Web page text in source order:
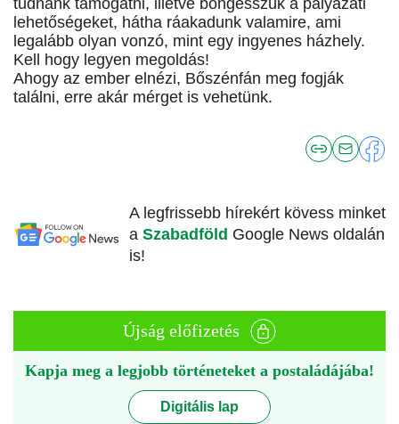
tudnánk támogatni, illetve böngésszük a pályázati
lehetőségeket, hátha ráakadunk valamire, ami
legalább olyan vonzó, mint egy ingyenes házhely.
Kell hogy legyen megoldás!
Ahogy az ember elnézi, Bőszénfán meg fogják
találni, erre akár mérget is vehetünk.
A legfrissebb hírekért kövess minket
a Szabadföld Google News oldalán
is!
Újság előfizetés
Kapja meg a legjobb történeteket a postaládájába!
Digitális lap